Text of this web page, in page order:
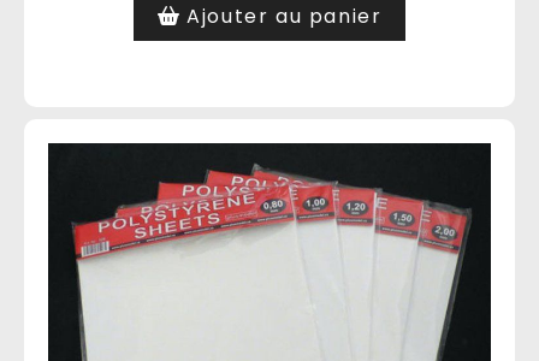
Ajouter au panier